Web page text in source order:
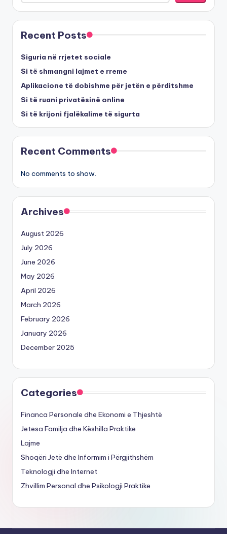
Recent Posts
Siguria në rrjetet sociale
Si të shmangni lajmet e rreme
Aplikacione të dobishme për jetën e përditshme
Si të ruani privatësinë online
Si të krijoni fjalëkalime të sigurta
Recent Comments
No comments to show.
Archives
August 2026
July 2026
June 2026
May 2026
April 2026
March 2026
February 2026
January 2026
December 2025
Categories
Financa Personale dhe Ekonomi e Thjeshtë
Jetesa Familja dhe Këshilla Praktike
Lajme
Shoqëri Jetë dhe Informim i Përgjithshëm
Teknologji dhe Internet
Zhvillim Personal dhe Psikologji Praktike